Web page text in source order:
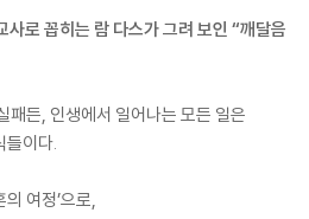
사로 꼽히는 람 다스가 그려 보인 “깨달음
패든, 인생에서 일어나는 모든 일은
들이다.
의 여정’으로,